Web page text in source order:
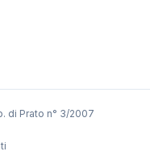
di Prato n° 3/2007